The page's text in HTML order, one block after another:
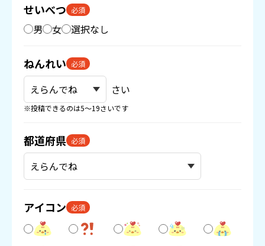
せいべつ 必須
男 女 選択なし
ねんれい 必須
さい
※投稿できるのは5〜19さいです
都道府県 必須
アイコン 必須